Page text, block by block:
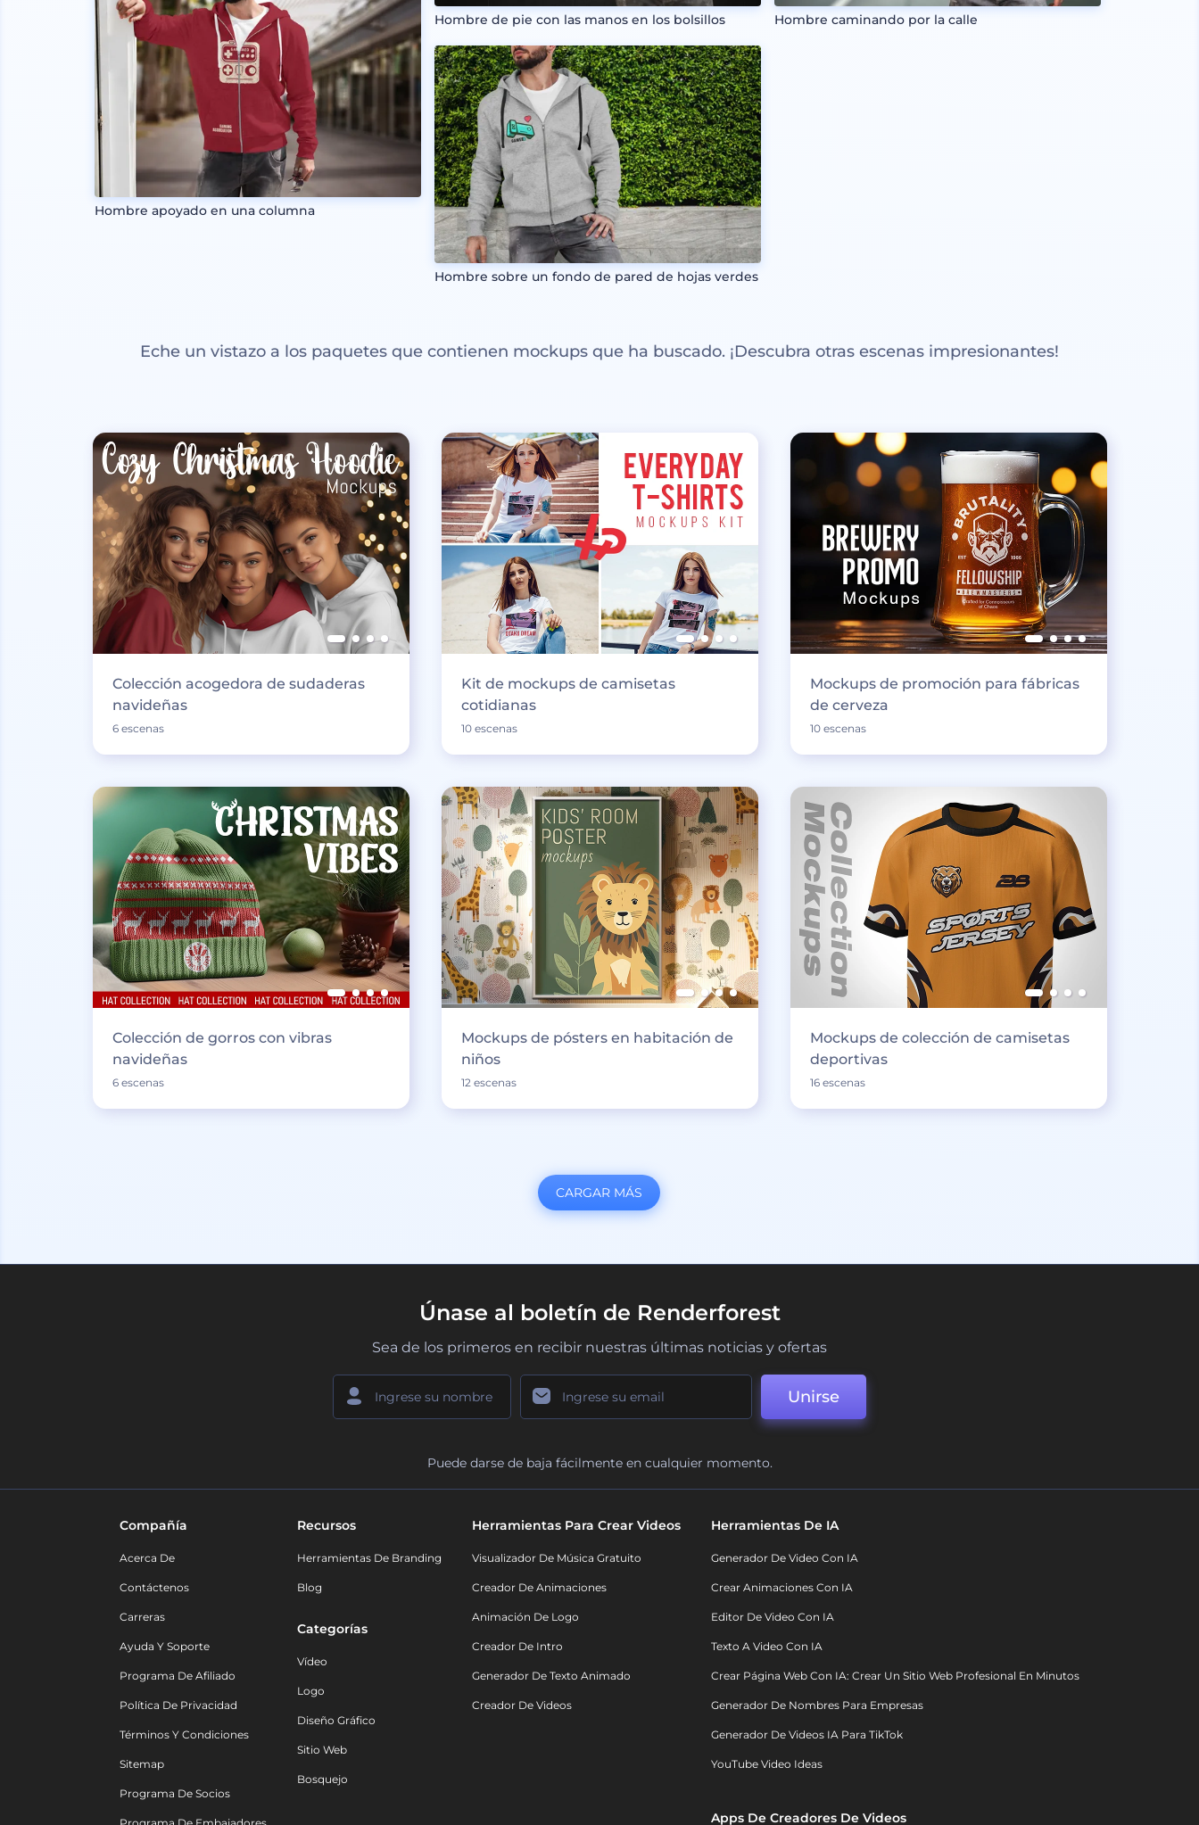
Hombre apoyado en una columna
Hombre de pie con las manos en los bolsillos
Hombre sobre un fondo de pared de hojas verdes
Hombre caminando por la calle
Eche un vistazo a los paquetes que contienen mockups que ha buscado. ¡Descubra otras escenas impresionantes!
Colección acogedora de sudaderas
navideñas
6 escenas
Kit de mockups de camisetas
cotidianas
10 escenas
Mockups de promoción para fábricas
de cerveza
10 escenas
Colección de gorros con vibras
navideñas
6 escenas
Mockups de pósters en habitación de
niños
12 escenas
Mockups de colección de camisetas
deportivas
16 escenas
CARGAR MÁS
Únase al boletín de Renderforest
Sea de los primeros en recibir nuestras últimas noticias y ofertas
Unirse
Puede darse de baja fácilmente en cualquier momento.
Compañía
Acerca De
Contáctenos
Carreras
Ayuda Y Soporte
Programa De Afiliado
Política De Privacidad
Términos Y Condiciones
Sitemap
Programa De Socios
Recursos
Herramientas De Branding
Blog
Categorías
Vídeo
Logo
Diseño Gráfico
Sitio Web
Bosquejo
Herramientas Para Crear Videos
Visualizador De Música Gratuito
Creador De Animaciones
Animación De Logo
Creador De Intro
Generador De Texto Animado
Creador De Videos
Herramientas De IA
Generador De Video Con IA
Crear Animaciones Con IA
Editor De Video Con IA
Texto A Video Con IA
Crear Página Web Con IA: Crear Un Sitio Web Profesional En Minutos
Generador De Nombres Para Empresas
Generador De Videos IA Para TikTok
YouTube Video Ideas
Apps De Creadores De Videos